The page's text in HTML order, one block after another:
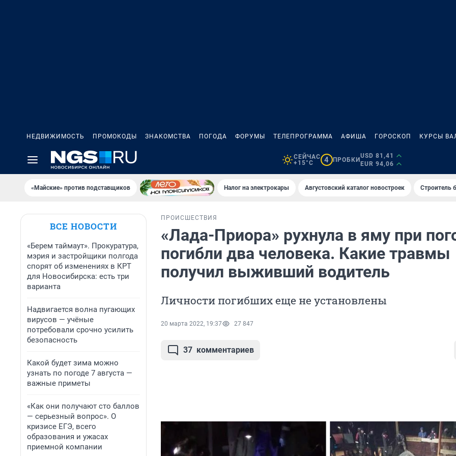
НЕДВИЖИМОСТЬ ПРОМОКОДЫ ЗНАКОМСТВА ПОГОДА ФОРУМЫ ТЕЛЕПРОГРАММА АФИША ГОРОСКОП КУРСЫ
СЕЙЧАС
+15°C
4 ПРОБКИ
USD 81,41
EUR 94,06
«Майские» против подставщиков Налог на электрокары Августовский каталог новостроек Строитель
ВСЕ НОВОСТИ
«Берем таймаут». Прокуратура,
мэрия и застройщики полгода
спорят об изменениях в КРТ
для Новосибирска: есть три
варианта
Надвигается волна пугающих
вирусов — учёные
потребовали срочно усилить
безопасность
Какой будет зима можно
узнать по погоде 7 августа —
важные приметы
«Как они получают сто баллов
— серьезный вопрос». О
кризисе ЕГЭ, всего
образования и ужасах
приемной компании
ПРОИСШЕСТВИЯ
«Лада-Приора» рухнула в яму при
погибли два человека. Какие травмы
получил выживший водитель
Личности погибших еще не установлены
20 марта 2022, 19:37 27 847
37 комментариев